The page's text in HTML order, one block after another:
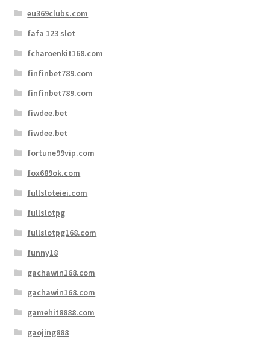
eu369clubs.com
fafa 123 slot
fcharoenkit168.com
finfinbet789.com
finfinbet789.com
fiwdee.bet
fiwdee.bet
fortune99vip.com
fox689ok.com
fullsloteiei.com
fullslotpg
fullslotpg168.com
funny18
gachawin168.com
gachawin168.com
gamehit8888.com
gaojing888